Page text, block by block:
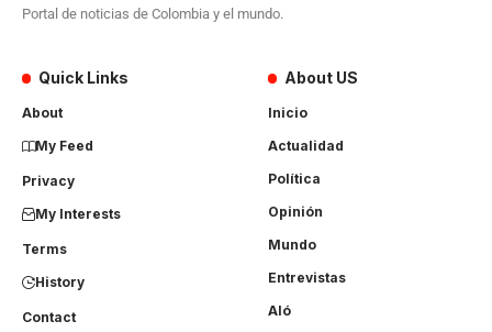
Portal de noticias de Colombia y el mundo.
Quick Links
About
My Feed
Privacy
My Interests
Terms
History
Contact
About US
Inicio
Actualidad
Política
Opinión
Mundo
Entrevistas
Aló